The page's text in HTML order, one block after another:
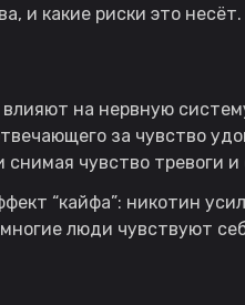
и какие риски это несёт.
на нервную
за чувство
снимая чувство тревоги
“кайфа”: никотин
люди чувствуют